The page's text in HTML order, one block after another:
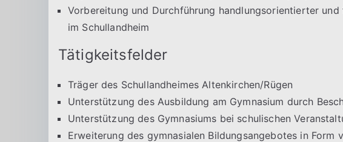
Vorbereitung und Durchführung handlungsorientierter
im Schullandheim
Tätigkeitsfelder
Träger des Schullandheimes Altenkirchen/Rügen
Unterstützung des Ausbildung am Gymnasium durch
Unterstützung des Gymnasiums bei schulischen
Erweiterung des gymnasialen Bildungsangebotes in Form